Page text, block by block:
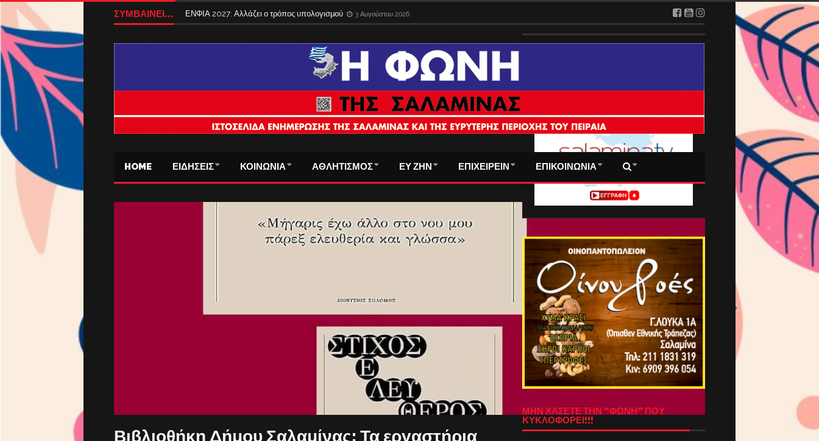
ΣΥΜΒΑΙΝΕΙ... ΕΝΦΙΑ 2027: Αλλάζει ο τρόπος υπολογισμού 3 Αυγούστου 2026
HOME ΕΙΔΗΣΕΙΣ ΚΟΙΝΩΝΙΑ ΑΘΛΗΤΙΣΜΟΣ ΕΥ ΖΗΝ ΕΠΙΧΕΙΡΕΙΝ ΕΠΙΚΟΙΝΩΝΙΑ
Βιβλιοθήκη Δήμου Σαλαμίνας: Τα εργαστήρια
ΜΗΝ ΧΑΣΕΤΕ ΤΗΝ “ΦΩΝΗ” ΠΟΥ
ΚΥΚΛΟΦΟΡΕΙ!!!